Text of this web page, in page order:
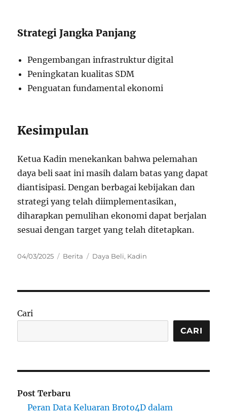
Strategi Jangka Panjang
Pengembangan infrastruktur digital
Peningkatan kualitas SDM
Penguatan fundamental ekonomi
Kesimpulan
Ketua Kadin menekankan bahwa pelemahan
daya beli saat ini masih dalam batas yang dapat
diantisipasi. Dengan berbagai kebijakan dan
strategi yang telah diimplementasikan,
diharapkan pemulihan ekonomi dapat berjalan
sesuai dengan target yang telah ditetapkan.
Posted
04/03/2025 Categories
Berita Tags
Daya Beli, Kadin
Cari
CARI
Post Terbaru
Peran Data Keluaran Broto4D dalam